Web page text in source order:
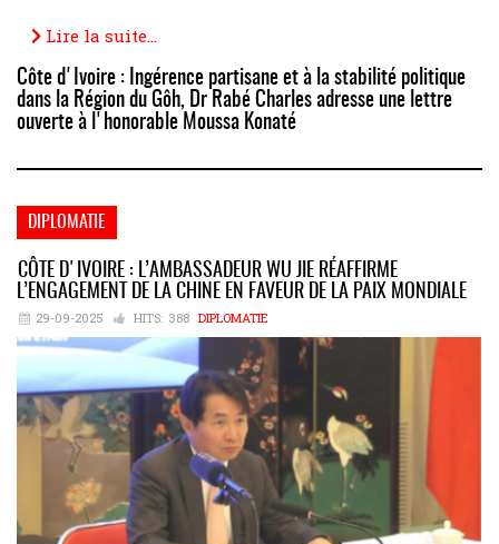
Lire la suite...
Côte d'Ivoire : Ingérence partisane et à la stabilité politique
dans la Région du Gôh, Dr Rabé Charles adresse une lettre
ouverte à l'honorable Moussa Konaté
DIPLOMATIE
CÔTE D'IVOIRE : L’AMBASSADEUR WU JIE RÉAFFIRME
L’ENGAGEMENT DE LA CHINE EN FAVEUR DE LA PAIX MONDIALE
29-09-2025 HITS: 388 DIPLOMATIE